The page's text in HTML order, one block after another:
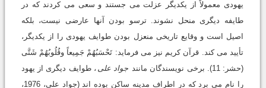
یهودی معمولاً از یکدیگر عزلت می جستند و سعی می کردند که در
طایفه دیگری منحل نشوند. ترسو بودن آنها عارضی نیست، بلکه
اصیل است و وقایع تاریخی منعزل بودن طوایف یهودی را از یکدیگر،
تأیید می کند. قرآن کریم نیز می فرماید: تَحْسَبُهُمْ جَمِیعاً وقُلُوبُهُمْ شَتَّى
(حشر: 11). برخی نویسندگان مانند
جواد علی ، طوایف دیگری از یهود
را نام می برد که در اطراف مدینه ساکن بوده اند (جواد علی، 1976،